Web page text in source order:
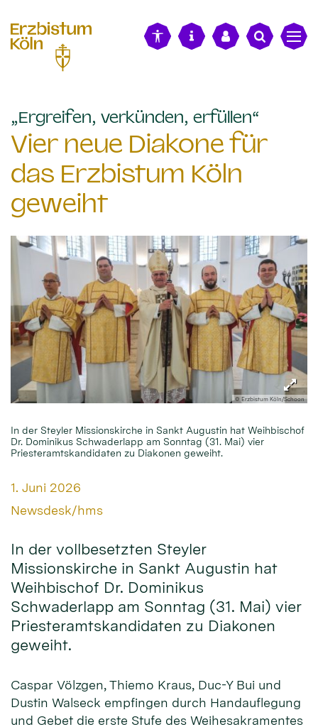
„Ergreifen, verkünden, erfüllen“
Vier neue Diakone für
das Erzbistum Köln
geweiht
© Erzbistum Köln/Schoon
In der Steyler Missionskirche in Sankt Augustin hat Weihbischof
Dr. Dominikus Schwaderlapp am Sonntag (31. Mai) vier
Priesteramtskandidaten zu Diakonen geweiht.
Datum:
1. Juni 2026
Von:
Newsdesk/hms
In der vollbesetzten Steyler
Missionskirche in Sankt Augustin hat
Weihbischof Dr. Dominikus
Schwaderlapp am Sonntag (31. Mai) vier
Priesteramtskandidaten zu Diakonen
geweiht.
Caspar Völzgen, Thiemo Kraus, Duc-Y Bui und
Dustin Walseck empfingen durch Handauflegung
und Gebet die erste Stufe des Weihesakramentes